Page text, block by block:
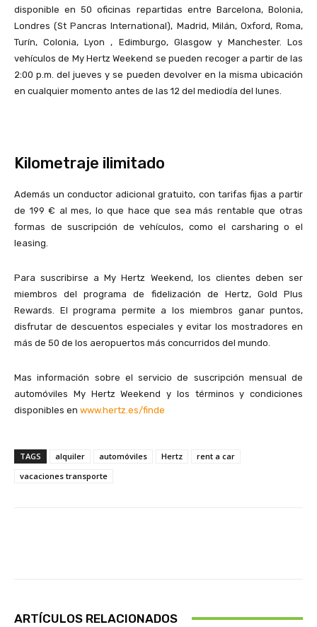
disponible en 50 oficinas repartidas entre Barcelona, Bolonia,
Londres (St Pancras International), Madrid, Milán, Oxford, Roma,
Turín, Colonia, Lyon , Edimburgo, Glasgow y Manchester. Los
vehículos de My Hertz Weekend se pueden recoger a partir de las
2:00 p.m. del jueves y se pueden devolver en la misma ubicación
en cualquier momento antes de las 12 del mediodía del lunes.
Kilometraje ilimitado
Además un conductor adicional gratuito, con tarifas fijas a partir
de 199 € al mes, lo que hace que sea más rentable que otras
formas de suscripción de vehículos, como el carsharing o el
leasing.
Para suscribirse a My Hertz Weekend, los clientes deben ser
miembros del programa de fidelización de Hertz, Gold Plus
Rewards. El programa permite a los miembros ganar puntos,
disfrutar de descuentos especiales y evitar los mostradores en
más de 50 de los aeropuertos más concurridos del mundo.
Mas información sobre el servicio de suscripción mensual de
automóviles My Hertz Weekend y los términos y condiciones
disponibles en www.hertz.es/finde
TAGS alquiler automóviles Hertz
rent a car
vacaciones transporte
ARTÍCULOS RELACIONADOS